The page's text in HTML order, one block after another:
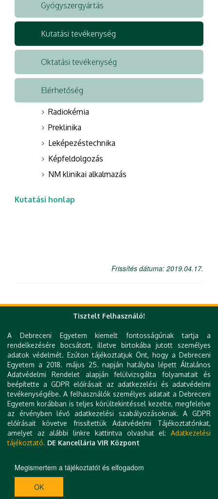
Gyógyszergyártás
Kutatási tevékenység
Oktatási tevékenység
Elérhetőség
Radiokémia
Preklinika
Leképezéstechnika
Képfeldolgozás
NM klinikai alkalmazás
Kutatási honlap
Frissítés dátuma: 2019.04.17.
DE telefonkönyv
e-Organogram
KK Orvoskereső
KK Szakrendelés kereső
KK Betegségkereső
Várólista
Klinikai térkép
Levelezés
Állásajánlatok
Hibabejelentés
Kapcsolat
Technikai információk
H-4032 DEBRECEN, NAGYERDEI KÖRÚT 98. | TEL.: +36 52 411 717 | E-MAIL:
Tisztelt Felhasználó!
A Debreceni Egyetem kiemelt fontosságúnak tartja a
rendelkezésére bocsátott, illetve birtokába jutott személyes
adatok védelmét. Ezúton tájékoztatjuk Önt, hogy a Debreceni
Egyetem a 2018. május 25. napján hatályba lépett Általános
Adatvédelmi Rendelet alapján felülvizsgálta folyamatait és
beépítette a GDPR előírásait az adatkezelési és adatvédelmi
tevékenységébe. A felhasználók személyes adatait a Debreceni
Egyetem korábban is teljes körültekintéssel kezelte, megfelelve
az érvényben lévő adatkezelési szabályozásoknak. A GDPR
előírásait követve frissítettük Adatvédelmi Tájékoztatónkat,
amelyet az alábbi linkre kattintva olvashat el: Adatkezelési
tájékoztató. DE Kancellária VIR Központ
Megismertem a tájékoztatót és elfogadom
OK